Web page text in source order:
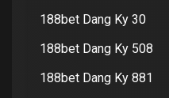
188bet Dang Ky 30
188bet Dang Ky 508
188bet Dang Ky 881